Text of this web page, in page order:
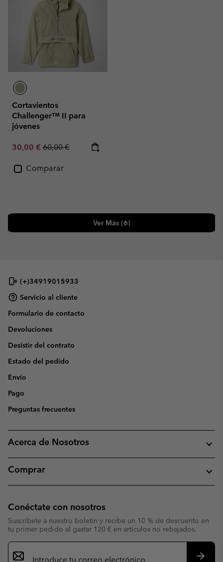
Cortavientos
Challenger™ II para
jóvenes
Sale price:
30,00 € Regular price:
60,00 €
Comparar
Ver Más (6)
(+)34919015933
Servicio al cliente
Formulario de contacto
Devoluciones
Desistir del contrato
Estado del pedido
Envío
Pago
Preguntas frecuentes
Acerca de Nosotros
Comprar
Conéctate con nosotros
Suscríbete a nuestro boletín y recibe un 10 % de descuento en
tu primer pedido al gastar 120 € en artículos no rebajados.
Suscripción
de